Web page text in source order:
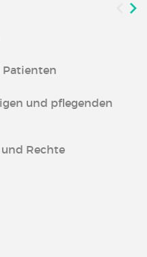
Patienten
und pflegenden
Rechte